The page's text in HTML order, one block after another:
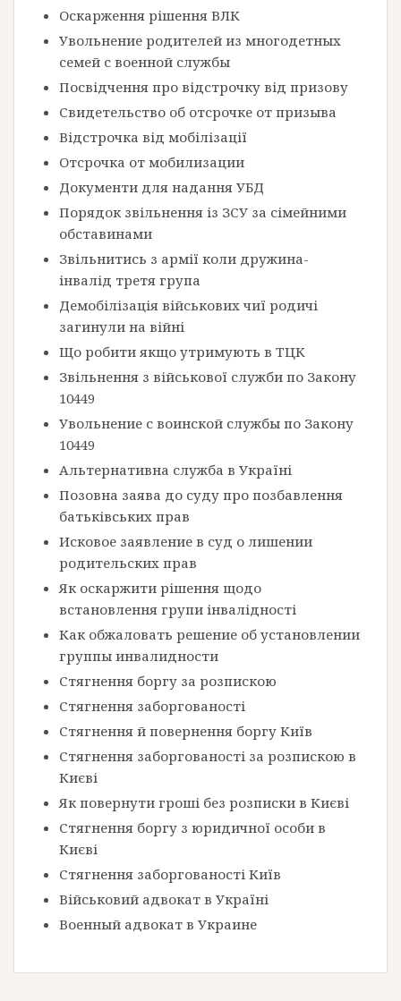
Оскарження рішення ВЛК
Увольнение родителей из многодетных
семей с военной службы
Посвідчення про відстрочку від призову
Свидетельство об отсрочке от призыва
Відстрочка від мобілізації
Отсрочка от мобилизации
Документи для надання УБД
Порядок звільнення із ЗСУ за сімейними
обставинами
Звільнитись з армії коли дружина-
інвалід третя група
Демобілізація військових чиї родичі
загинули на війні
Що робити якщо утримують в ТЦК
Звільнення з військової служби по Закону
10449
Увольнение с воинской службы по Закону
10449
Альтернативна служба в Україні
Позовна заява до суду про позбавлення
батьківських прав
Исковое заявление в суд о лишении
родительских прав
Як оскаржити рішення щодо
встановлення групи інвалідності
Как обжаловать решение об установлении
группы инвалидности
Стягнення боргу за розпискою
Стягнення заборгованості
Стягнення й повернення боргу Київ
Стягнення заборгованості за розпискою в
Києві
Як повернути гроші без розписки в Києві
Стягнення боргу з юридичної особи в
Києві
Стягнення заборгованості Київ
Військовий адвокат в Україні
Военный адвокат в Украине